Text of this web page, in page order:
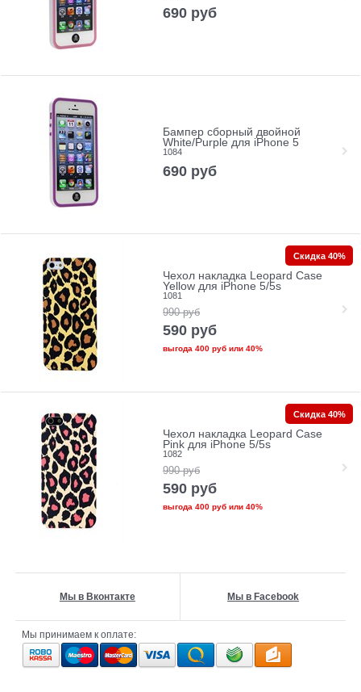
690 руб
Бампер сборный двойной
White/Purple для iPhone 5
1084
690 руб
Чехол накладка Leopard Case
Yellow для iPhone 5/5s
1081
990 руб
590 руб
выгода 400 рубили 40%
Скидка 40%
Чехол накладка Leopard Case
Pink для iPhone 5/5s
1082
990 руб
590 руб
выгода 400 рубили 40%
Скидка 40%
Мы в Вконтакте Мы в Facebook
Мы принимаем к оплате: